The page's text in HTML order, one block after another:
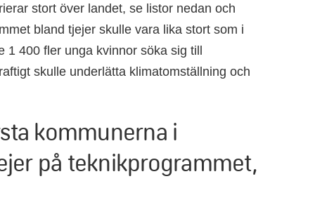
stort över landet, se listor nedan och
bland tjejer skulle vara lika stort som i
1 400 fler unga kvinnor söka sig till
skulle underlätta klimatomställning och
kommunerna i
på teknikprogrammet,